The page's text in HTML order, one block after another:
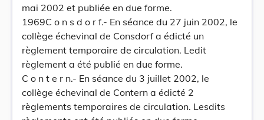
mai 2002 et publiée en due forme.
1969C o n s d o r f.- En séance du 27 juin 2002, le
collège échevinal de Consdorf a édicté un
règlement temporaire de circulation. Ledit
règlement a été publié en due forme.
C o n t e r n.- En séance du 3 juillet 2002, le
collège échevinal de Contern a édicté 2
règlements temporaires de circulation. Lesdits